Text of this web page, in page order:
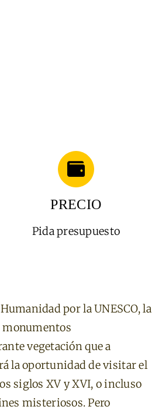
PRECIO
Pida presupuesto
por la UNESCO, la
monumentos
vegetación que a
la oportunidad de visitar el
siglos XV y XVI, o incluso
misteriosos. Pero